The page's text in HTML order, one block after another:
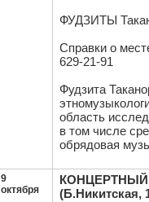
ФУДЗИТЫ
Справки о
629-21-91
Фудзита
область
в том числе
обрядовая
9
октября
(Б.Никитская,